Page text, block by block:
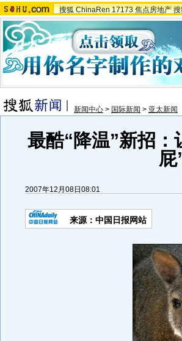
搜狐 ChinaRen 17173 焦点房地产 搜
新闻中心 > 国际新闻 > 亚太新闻
最酷“降温”新招：
屁
2007年12月08日08:01
来源：中国日报网站